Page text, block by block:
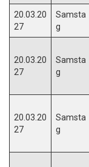
20.03.20
27
Samsta
g
20.03.20
27
Samsta
g
20.03.20
27
Samsta
g